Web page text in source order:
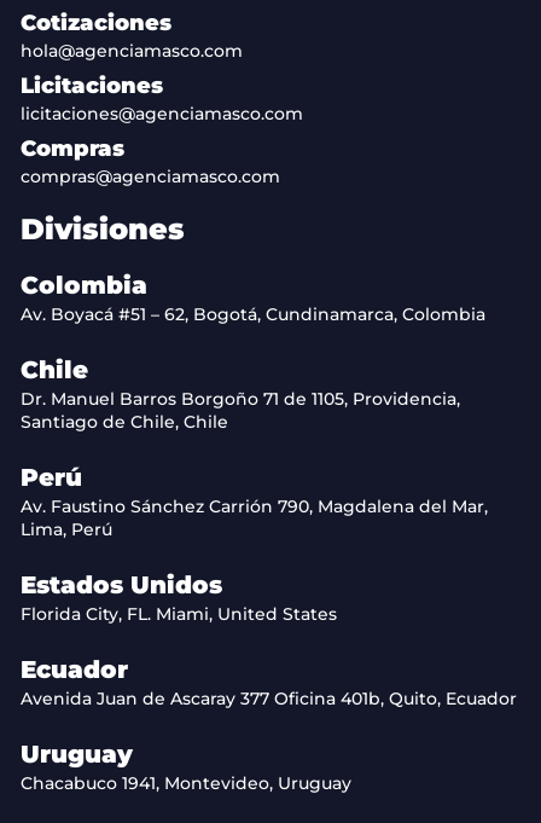
Cotizaciones
hola@agenciamasco.com
Licitaciones
licitaciones@agenciamasco.com
Compras
compras@agenciamasco.com
Divisiones
Colombia
Av. Boyacá #51 – 62, Bogotá, Cundinamarca, Colombia
Chile
Dr. Manuel Barros Borgoño 71 de 1105, Providencia,
Santiago de Chile, Chile
Perú
Av. Faustino Sánchez Carrión 790, Magdalena del Mar,
Lima, Perú
Estados Unidos
Florida City, FL. Miami, United States
Ecuador
Avenida Juan de Ascaray 377 Oficina 401b, Quito, Ecuador
Uruguay
Chacabuco 1941, Montevideo, Uruguay